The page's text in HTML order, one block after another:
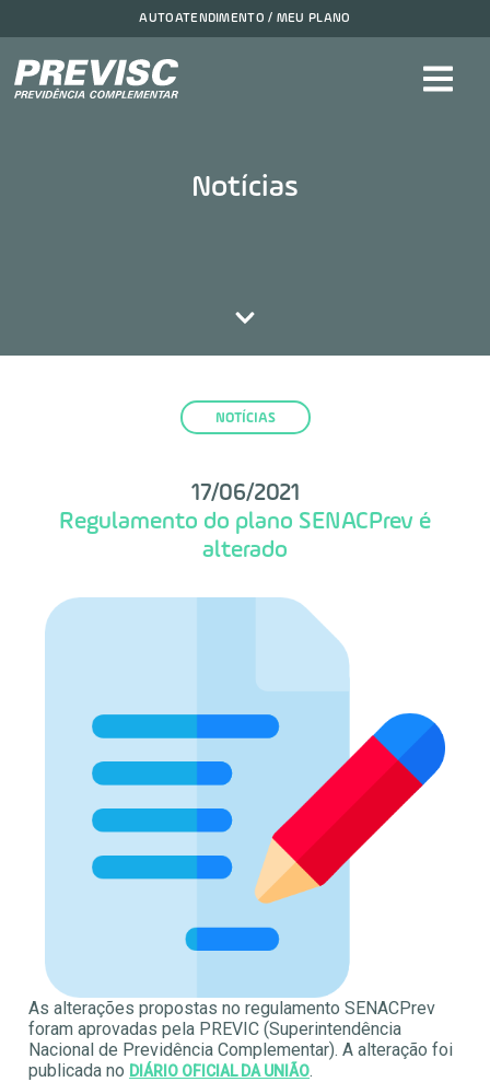
AUTOATENDIMENTO / MEU PLANO
Notícias
NOTÍCIAS
17/06/2021
Regulamento do plano SENACPrev é
alterado
As alterações propostas no regulamento SENACPrev
foram aprovadas pela PREVIC (Superintendência
Nacional de Previdência Complementar). A alteração foi
publicada no DIÁRIO OFICIAL DA UNIÃO.